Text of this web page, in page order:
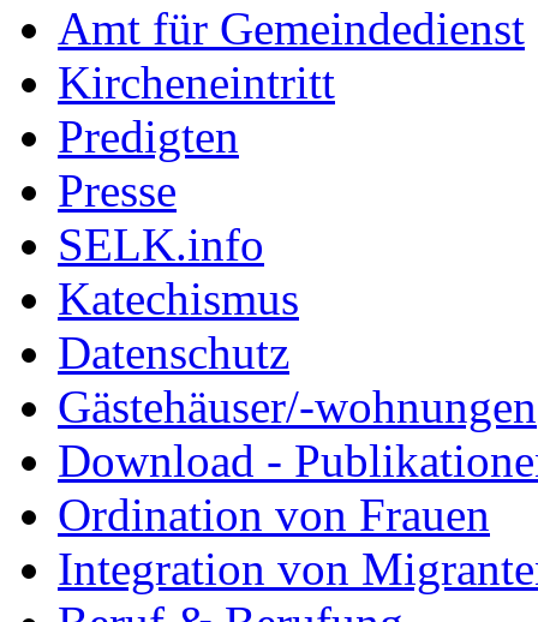
Amt für Gemeindedienst
Kircheneintritt
Predigten
Presse
SELK.info
Katechismus
Datenschutz
Gästehäuser/-wohnungen
Download -
Ordination von Frauen
Integration von